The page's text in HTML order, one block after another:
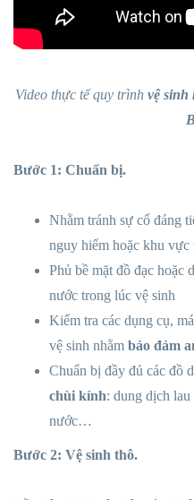
Video thực tế quy trình vệ sinh
Bước 1: Chuẩn bị.
Nhằm tránh sự cố đáng
nguy hiểm hoặc khu vực
Phủ bề mặt đồ đạc hoặc
nước trong lúc vệ sinh
Kiểm tra các dụng cụ,
vệ sinh nhằm bảo đảm
Chuẩn bị đầy đủ các đồ
chùi kính: dung dịch
nước…
Bước 2: Vệ sinh thô.